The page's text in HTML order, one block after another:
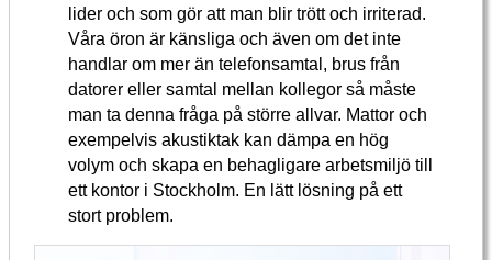
lider och som gör att man blir trött och irriterad.
Våra öron är känsliga och även om det inte
handlar om mer än telefonsamtal, brus från
datorer eller samtal mellan kollegor så måste
man ta denna fråga på större allvar. Mattor och
exempelvis akustiktak kan dämpa en hög
volym och skapa en behagligare arbetsmiljö till
ett kontor i Stockholm. En lätt lösning på ett
stort problem.